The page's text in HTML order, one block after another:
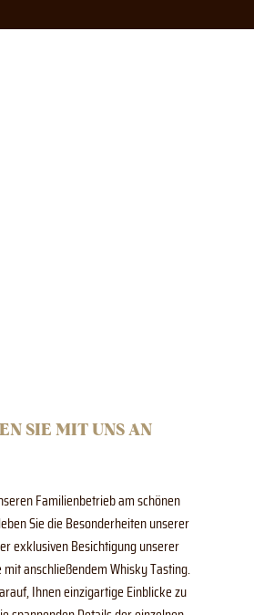
SIE MIT UNS AN
Familienbetrieb am schönen
Sie die Besonderheiten unserer
exklusiven Besichtigung unserer
anschließendem Whisky Tasting.
Ihnen einzigartige Einblicke zu